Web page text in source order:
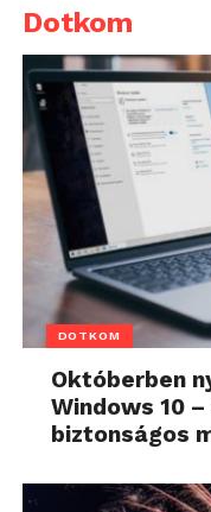
Dotkom
DOTKOM
Októberben
Windows 10
biztonságos